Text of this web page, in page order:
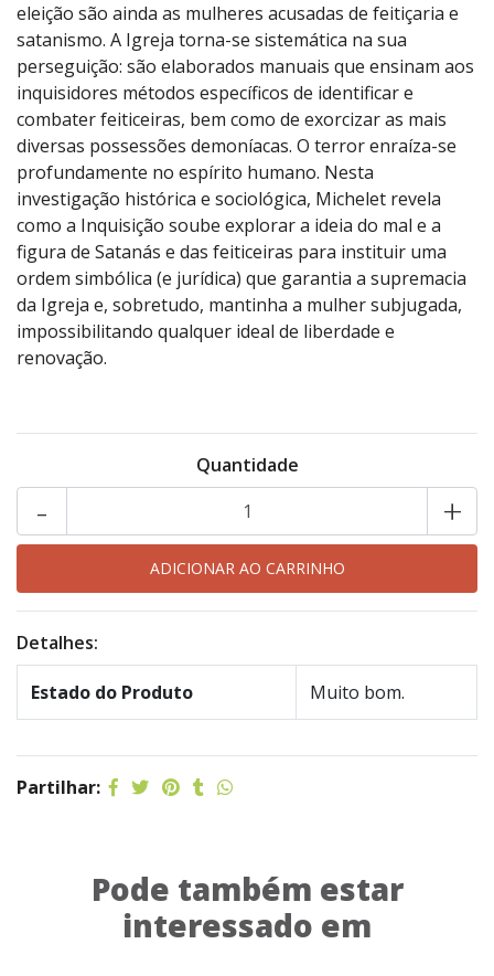
eleição são ainda as mulheres acusadas de feitiçaria e
satanismo. A Igreja torna-se sistemática na sua
perseguição: são elaborados manuais que ensinam aos
inquisidores métodos específicos de identificar e
combater feiticeiras, bem como de exorcizar as mais
diversas possessões demoníacas. O terror enraíza-se
profundamente no espírito humano. Nesta
investigação histórica e sociológica, Michelet revela
como a Inquisição soube explorar a ideia do mal e a
figura de Satanás e das feiticeiras para instituir uma
ordem simbólica (e jurídica) que garantia a supremacia
da Igreja e, sobretudo, mantinha a mulher subjugada,
impossibilitando qualquer ideal de liberdade e
renovação.
Quantidade
+
-
Detalhes:
Estado do Produto Muito bom.
Partilhar:
Pode também estar
interessado em